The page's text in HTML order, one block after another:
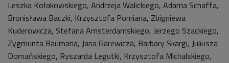
Leszka Kołakowskiego, Andrzeja Walickiego, Adama Schaffa,
Bronisława Baczki, Krzysztofa Pomiana, Zbigniewa
Kuderowicza, Stefana Amsterdamskiego, Jerzego Szackiego,
Zygmunta Baumana, Jana Garewicza, Barbary Skargi, Juliusza
Domańskiego, Ryszarda Legutki, Krzysztofa Michalskiego,